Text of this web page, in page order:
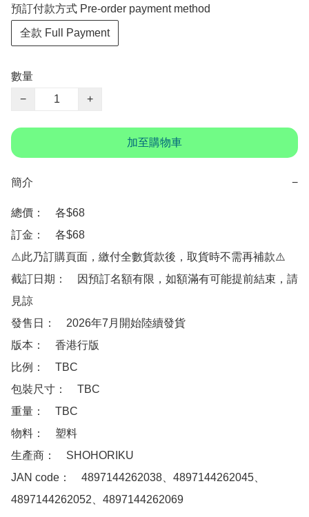
預訂付款方式 Pre-order payment method
全款 Full Payment
數量
−
+
加至購物車
簡介 −
總價：　各$68
訂金：　各$68
⚠️此乃訂購頁面，繳付全數貨款後，取貨時不需再補款⚠️
截訂日期：　因預訂名額有限，如額滿有可能提前結束，請
見諒
發售日：　2026年7月開始陸續發貨
版本：　香港行版
比例：　TBC
包裝尺寸：　TBC
重量：　TBC
物料：　塑料
生產商：　SHOHORIKU
JAN code：　4897144262038、4897144262045、
4897144262052、4897144262069